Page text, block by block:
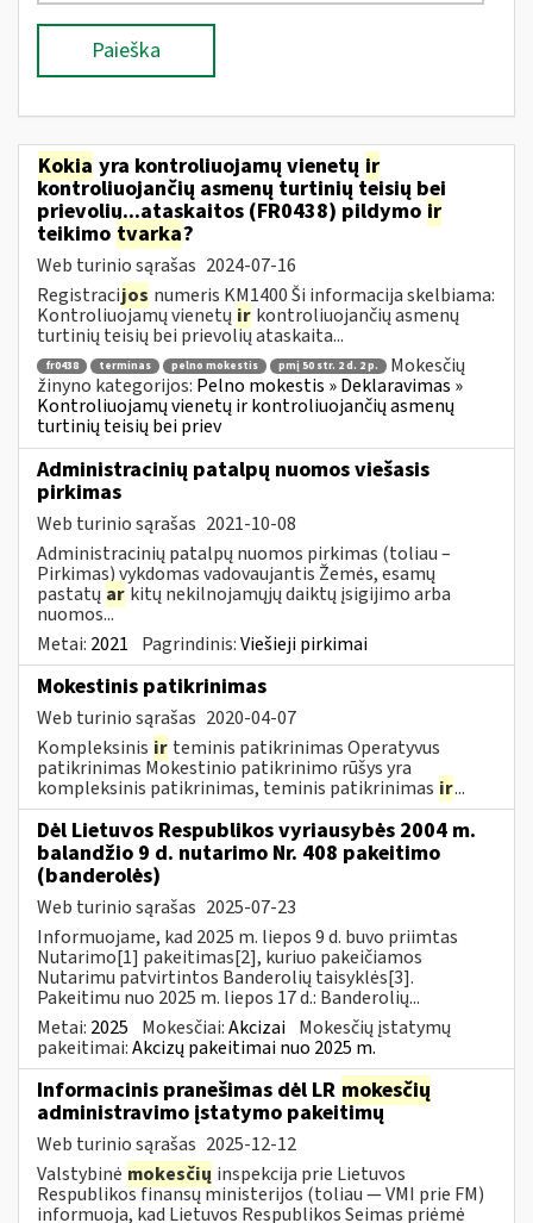
Paieška
Kokia yra kontroliuojamų vienetų ir
kontroliuojančių asmenų turtinių teisių bei
prievolių...ataskaitos (FR0438) pildymo ir
teikimo tvarka?
Web turinio sąrašas 2024-07-16
Registracijos numeris KM1400 Ši informacija skelbiama:
Kontroliuojamų vienetų ir kontroliuojančių asmenų
turtinių teisių bei prievolių ataskaita...
fr0438 terminas pelno mokestis pmį 50 str. 2 d. 2 p.
Mokesčių
žinyno kategorijos: Pelno mokestis » Deklaravimas »
Kontroliuojamų vienetų ir kontroliuojančių asmenų
turtinių teisių bei priev
Administracinių patalpų nuomos viešasis
pirkimas
Web turinio sąrašas 2021-10-08
Administracinių patalpų nuomos pirkimas (toliau –
Pirkimas) vykdomas vadovaujantis Žemės, esamų
pastatų ar kitų nekilnojamųjų daiktų įsigijimo arba
nuomos...
Metai: 2021 Pagrindinis:Viešieji pirkimai
Mokestinis patikrinimas
Web turinio sąrašas 2020-04-07
Kompleksinis ir teminis patikrinimas Operatyvus
patikrinimas Mokestinio patikrinimo rūšys yra
kompleksinis patikrinimas, teminis patikrinimas ir...
Dėl Lietuvos Respublikos vyriausybės 2004 m.
balandžio 9 d. nutarimo Nr. 408 pakeitimo
(banderolės)
Web turinio sąrašas 2025-07-23
Informuojame, kad 2025 m. liepos 9 d. buvo priimtas
Nutarimo[1] pakeitimas[2], kuriuo pakeičiamos
Nutarimu patvirtintos Banderolių taisyklės[3].
Pakeitimu nuo 2025 m. liepos 17 d.: Banderolių...
Metai: 2025 Mokesčiai:Akcizai Mokesčių įstatymų
pakeitimai:Akcizų pakeitimai nuo 2025 m.
Informacinis pranešimas dėl LR mokesčių
administravimo įstatymo pakeitimų
Web turinio sąrašas 2025-12-12
Valstybinė mokesčių inspekcija prie Lietuvos
Respublikos finansų ministerijos (toliau — VMI prie FM)
informuoja, kad Lietuvos Respublikos Seimas priėmė